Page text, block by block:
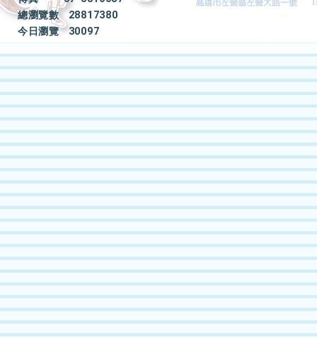
總瀏覽數
28817380
今日瀏覽
30097